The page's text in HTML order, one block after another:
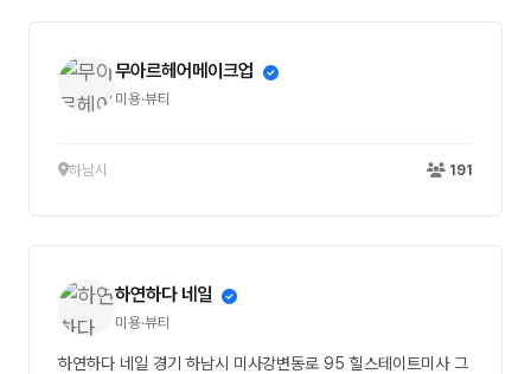
무아르헤어메이크업
미용·뷰티
하남시 191
하연하다 네일
미용·뷰티
하연하다 네일 경기 하남시 미사강변동로 95 힐스테이트미사 그